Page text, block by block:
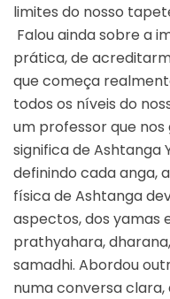
limites do nosso
Falou ainda sobre a
prática, de
que começa
todos os níveis do
um professor que nos
significa de Ashtanga
definindo cada anga,
física de Ashtanga
aspectos, dos yamas
prathyahara,
samadhi. Abordou
numa conversa